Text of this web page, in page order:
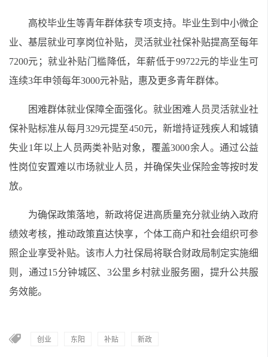
高校毕业生等青年群体获专项支持。毕业生到中小微企
业、基层就业可享岗位补贴，灵活就业社保补贴提高至每年
7200元；就业补贴门槛降低，年薪低于99722元的毕业生可
连续3年申领每年3000元补贴，惠及更多青年群体。
困难群体就业保障全面强化。就业困难人员灵活就业社
保补贴标准从每月329元提至450元，新增持证残疾人和城镇
失业1年以上人员两类补贴对象，覆盖3000余人。通过公益
性岗位安置难以市场就业人员，并确保失业保险金等按时发
放。
为确保政策落地，新政将促进高质量充分就业纳入政府
绩效考核，推动政策直达快享，个体工商户和社会组织可参
照企业享受补贴。该市人力社保局将联合财政局制定实施细
则，通过15分钟城区、3公里乡村就业服务圈，提升公共服
务效能。
创业 东阳 补贴 新政